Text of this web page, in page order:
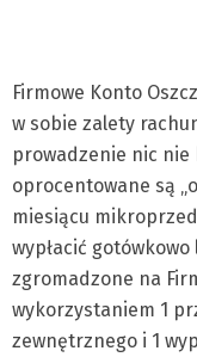
Firmowe Konto
w sobie zalety
prowadzenie nic nie
oprocentowane są
miesiącu
wypłacić
zgromadzone na
wykorzystaniem 1
zewnętrznego i 1